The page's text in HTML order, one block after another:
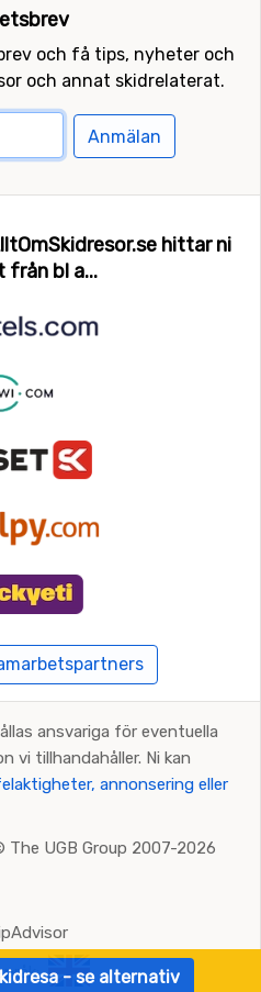
- se alternativ
och få tips, nyheter och
och annat skidrelaterat.
Anmälan
hittar ni
från bl a...
ansvariga för eventuella
vi tillhandahåller. Ni kan
annonsering eller
The UGB Group 2007-2026